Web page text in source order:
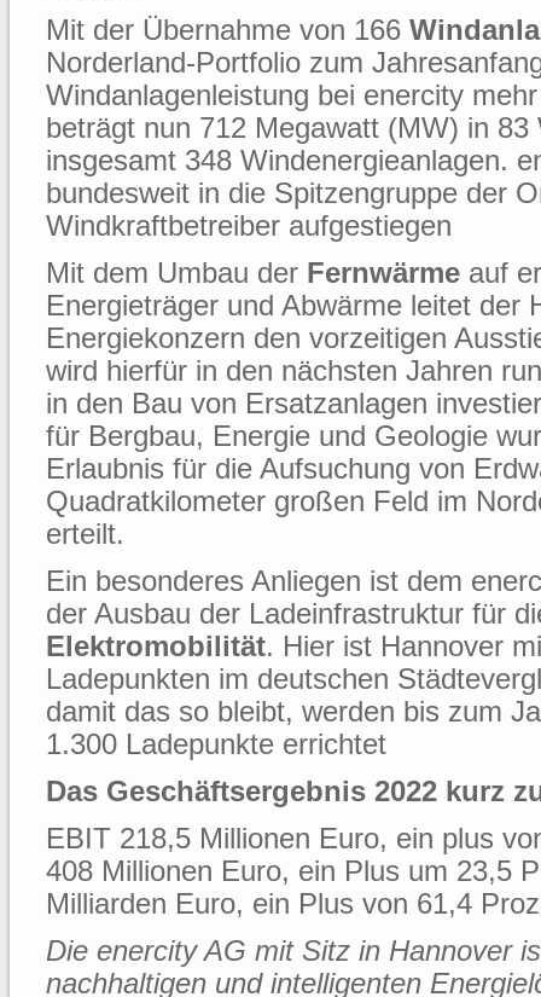
Mit der Übernahme von 166
Norderland-Portfolio zum
Windanlagenleistung bei enercity
beträgt nun 712 Megawatt (MW) in 83
insgesamt 348 Windenergieanlagen.
bundesweit in die Spitzengruppe der
Windkraftbetreiber aufgestiegen
Mit dem Umbau der Fernwärme auf
Energieträger und Abwärme leitet der
Energiekonzern den vorzeitigen
wird hierfür in den nächsten Jahren
in den Bau von Ersatzanlagen
für Bergbau, Energie und Geologie
Erlaubnis für die Aufsuchung von
Quadratkilometer großen Feld im
erteilt.
Ein besonderes Anliegen ist dem
der Ausbau der Ladeinfrastruktur für
Elektromobilität. Hier ist Hannover
Ladepunkten im deutschen
damit das so bleibt, werden bis zum
1.300 Ladepunkte errichtet
Das Geschäftsergebnis 2022 kurz
EBIT 218,5 Millionen Euro, ein plus
408 Millionen Euro, ein Plus um 23,5
Milliarden Euro, ein Plus von 61,4
Die enercity AG mit Sitz in Hannover
nachhaltigen und intelligenten